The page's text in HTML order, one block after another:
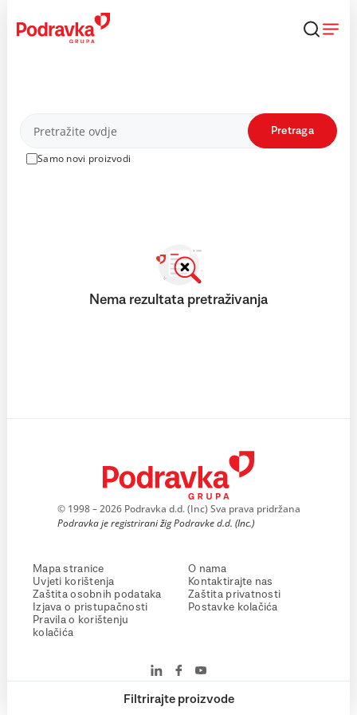
content
Proizvodi
Samo novi proizvodi
Pretraga
Filtrirajte proizvode
Nema rezultata pretraživanja
© 1998 – 2026 Podravka d.d. (Inc) Sva prava pridržana
Podravka je registrirani žig Podravke d.d. (Inc.)
Mapa stranice
Uvjeti korištenja
Zaštita osobnih podataka
Izjava o pristupačnosti
Pravila o korištenju
kolačića
O nama
Kontaktirajte nas
Zaštita privatnosti
Postavke kolačića